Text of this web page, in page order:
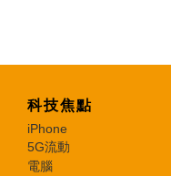
科技焦點
iPhone
5G流動
電腦